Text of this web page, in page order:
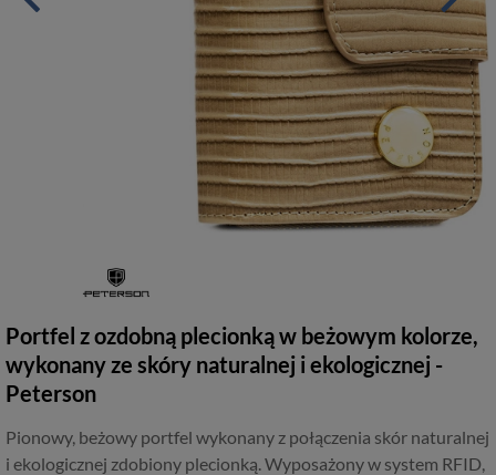
Portfel z ozdobną plecionką w beżowym kolorze,
wykonany ze skóry naturalnej i ekologicznej -
Peterson
Pionowy, beżowy portfel wykonany z połączenia skór naturalnej
i ekologicznej zdobiony plecionką. Wyposażony w system RFID,